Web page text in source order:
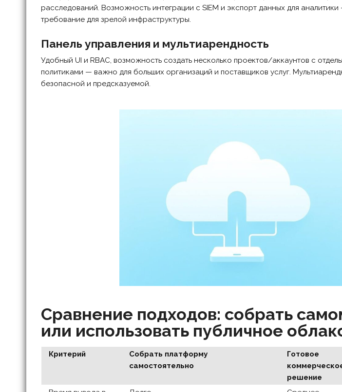
расследований. Возможность интеграции с SIEM и экспорт данных для
требование для зрелой инфраструктуры.
Панель управления и мультиарендность
Удобный UI и RBAC, возможность создать несколько проектов/аккаунтов с
политиками — важно для больших организаций и поставщиков услуг.
безопасной и предсказуемой.
Сравнение подходов: собрать
или использовать публичное
Критерий
Собрать платформу
самостоятельно
Готовое
решение